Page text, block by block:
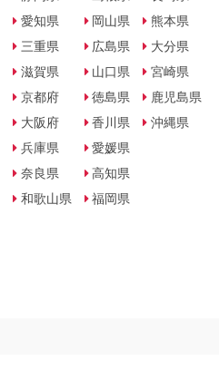
愛知県
三重県
滋賀県
京都府
大阪府
兵庫県
奈良県
和歌山県
岡山県
広島県
山口県
徳島県
香川県
愛媛県
高知県
福岡県
熊本県
大分県
宮崎県
鹿児島県
沖縄県